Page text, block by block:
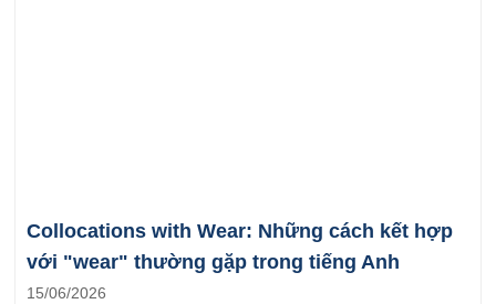
Collocations with Wear: Những cách kết hợp
với "wear" thường gặp trong tiếng Anh
15/06/2026